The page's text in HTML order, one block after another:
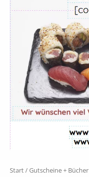
Start/Gutscheine + Bücher